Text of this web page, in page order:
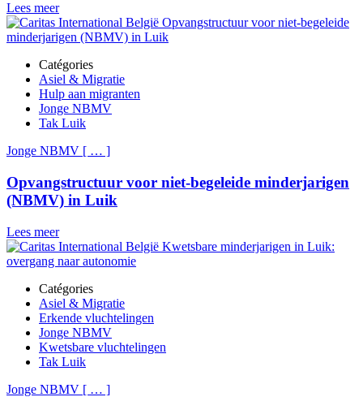
Lees meer
Catégories
Asiel & Migratie
Hulp aan migranten
Jonge NBMV
Tak Luik
Jonge NBMV [ … ]
Opvangstructuur voor niet-begeleide minderjarigen
(NBMV) in Luik
Lees meer
Catégories
Asiel & Migratie
Erkende vluchtelingen
Jonge NBMV
Kwetsbare vluchtelingen
Tak Luik
Jonge NBMV [ … ]